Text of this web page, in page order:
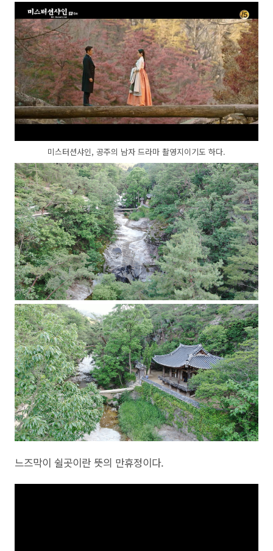
미스터션샤인, 공주의 남자 드라마 촬영지이기도 하다.
느즈막이 쉴곳이란 뜻의 만휴정이다.